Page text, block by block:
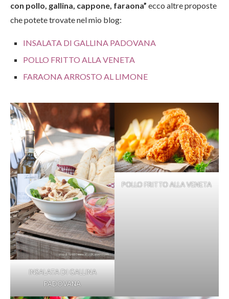
con pollo, gallina, cappone, faraona” ecco altre proposte
che potete trovate nel mio blog:
INSALATA DI GALLINA PADOVANA
POLLO FRITTO ALLA VENETA
FARAONA ARROSTO AL LIMONE
INSALATA DI GALLINA
PADOVANA
POLLO FRITTO ALLA VENETA